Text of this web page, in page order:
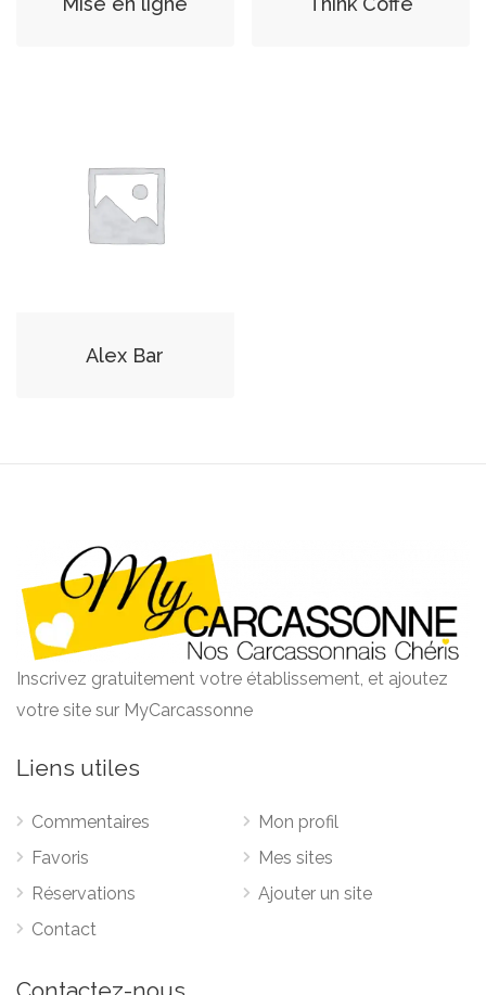
Alex Bar
Inscrivez gratuitement votre établissement, et ajoutez
votre site sur MyCarcassonne
Liens utiles
Commentaires
Favoris
Réservations
Contact
Mon profil
Mes sites
Ajouter un site